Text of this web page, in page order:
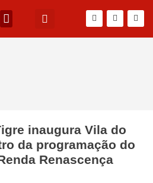
inaugura Vila do
da programação do
Renascença